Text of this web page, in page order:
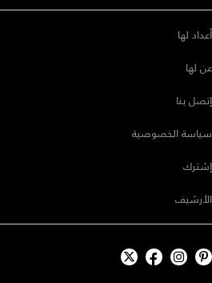
أعداد لها
عن لها
إتصل بنا
سياسة الخصوصية
إشترك
الأرشيف